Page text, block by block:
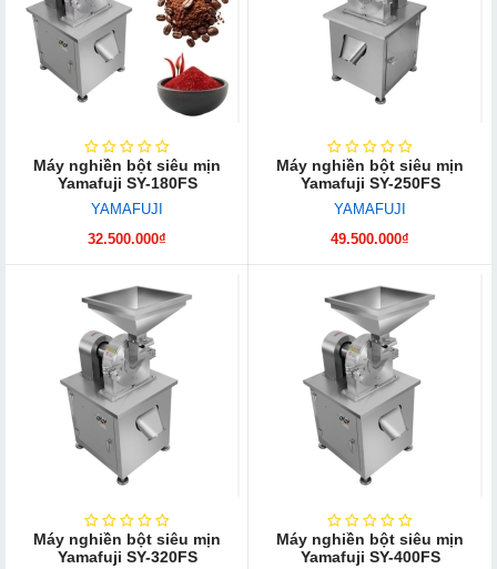
Máy nghiền bột siêu mịn
Yamafuji SY-180FS
YAMAFUJI
32.500.000₫
Máy nghiền bột siêu mịn
Yamafuji SY-250FS
YAMAFUJI
49.500.000₫
Máy nghiền bột siêu mịn
Yamafuji SY-320FS
Máy nghiền bột siêu mịn
Yamafuji SY-400FS